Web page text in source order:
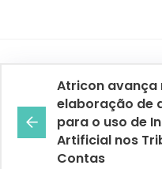
Atricon avança
elaboração de
para o uso de
Artificial nos
Contas